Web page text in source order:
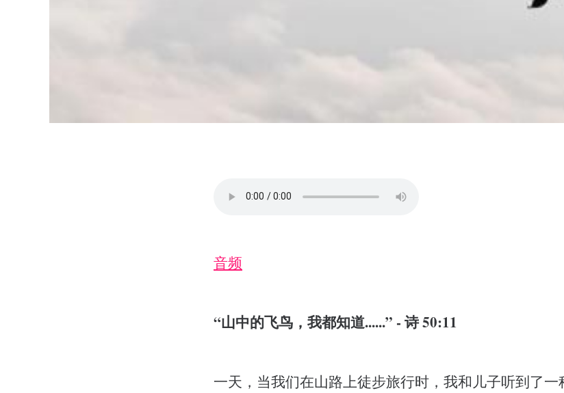
音频
“山中的飞鸟，我都知道......” - 诗 50:11
一天，当我们在山路上徒步旅行时，我和儿子听到了